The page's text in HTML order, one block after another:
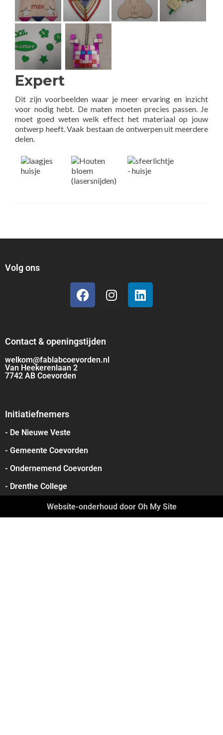
Expert
Dit zijn voorbeelden waar je meer ervaring en inzicht
voor nodig hebt. De maten moeten precies passen. Je
moet goed weten welk effect het materiaal op jouw
ontwerp heeft. Vaak bestaan de ontwerpen uit meerdere
delen.
Volg ons
Contact & openingstijden
welkom@fablabcoevorden.nl
Van Heekerenlaan 2
7742 AB Coevorden
Initiatiefnemers
- De Nieuwe Veste
- Gemeente Coevorden
- Ondernemend Coevorden
- Drenthe College
Website-onderhoud door Oh My Site